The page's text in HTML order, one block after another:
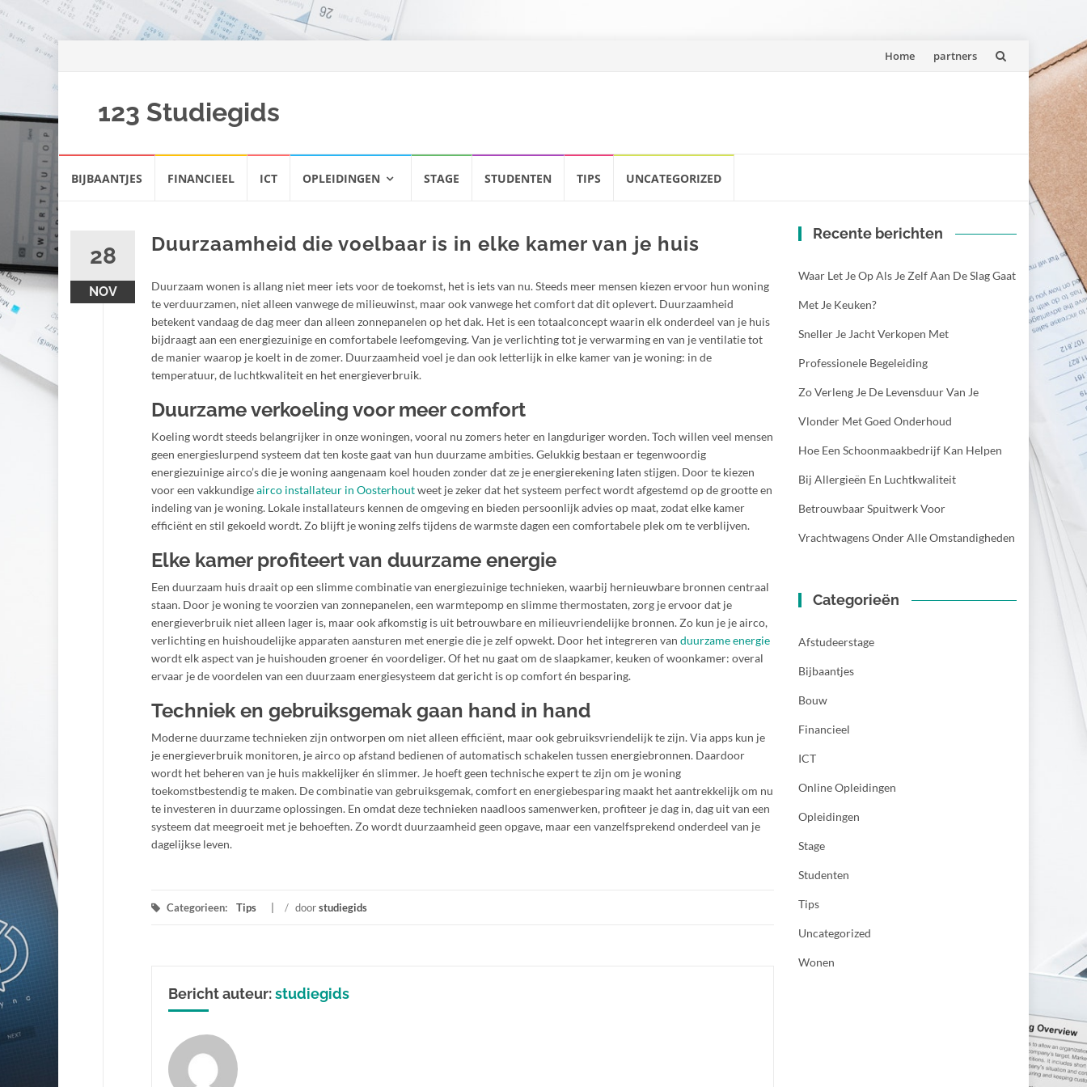
Spring
Home partners
123 Studiegids
naarBIJBAANTJES FINANCIEEL ICT OPLEIDINGEN STAGE STUDENTEN TIPS UNCATEGORIZED
28
NOV
Duurzaamheid die voelbaar is in elke kamer van je huis
Duurzaam wonen is allang niet meer iets voor de toekomst, het is iets van nu. Steeds meer mensen kiezen ervoor hun woning
te verduurzamen, niet alleen vanwege de milieuwinst, maar ook vanwege het comfort dat dit oplevert. Duurzaamheid
betekent vandaag de dag meer dan alleen zonnepanelen op het dak. Het is een totaalconcept waarin elk onderdeel van je huis
bijdraagt aan een energiezuinige en comfortabele leefomgeving. Van je verlichting tot je verwarming en van je ventilatie tot
de manier waarop je koelt in de zomer. Duurzaamheid voel je dan ook letterlijk in elke kamer van je woning: in de
temperatuur, de luchtkwaliteit en het energieverbruik.
Duurzame verkoeling voor meer comfort
Koeling wordt steeds belangrijker in onze woningen, vooral nu zomers heter en langduriger worden. Toch willen veel mensen
geen energieslurpend systeem dat ten koste gaat van hun duurzame ambities. Gelukkig bestaan er tegenwoordig
energiezuinige airco’s die je woning aangenaam koel houden zonder dat ze je energierekening laten stijgen. Door te kiezen
voor een vakkundigeairco installateur in Oosterhoutweet je zeker dat het systeem perfect wordt afgestemd op de grootte en
indeling van je woning. Lokale installateurs kennen de omgeving en bieden persoonlijk advies op maat, zodat elke kamer
efficiënt en stil gekoeld wordt. Zo blijft je woning zelfs tijdens de warmste dagen een comfortabele plek om te verblijven.
Elke kamer profiteert van duurzame energie
Een duurzaam huis draait op een slimme combinatie van energiezuinige technieken, waarbij hernieuwbare bronnen centraal
staan. Door je woning te voorzien van zonnepanelen, een warmtepomp en slimme thermostaten, zorg je ervoor dat je
energieverbruik niet alleen lager is, maar ook afkomstig is uit betrouwbare en milieuvriendelijke bronnen. Zo kun je je airco,
verlichting en huishoudelijke apparaten aansturen met energie die je zelf opwekt. Door het integreren van duurzame energie
wordt elk aspect van je huishouden groener én voordeliger. Of het nu gaat om de slaapkamer, keuken of woonkamer: overal
ervaar je de voordelen van een duurzaam energiesysteem dat gericht is op comfort én besparing.
Techniek en gebruiksgemak gaan hand in hand
Moderne duurzame technieken zijn ontworpen om niet alleen efficiënt, maar ook gebruiksvriendelijk te zijn. Via apps kun je
je energieverbruik monitoren, je airco op afstand bedienen of automatisch schakelen tussen energiebronnen. Daardoor
wordt het beheren van je huis makkelijker én slimmer. Je hoeft geen technische expert te zijn om je woning
toekomstbestendig te maken. De combinatie van gebruiksgemak, comfort en energiebesparing maakt het aantrekkelijk om nu
te investeren in duurzame oplossingen. En omdat deze technieken naadloos samenwerken, profiteer je dag in, dag uit van een
systeem dat meegroeit met je behoeften. Zo wordt duurzaamheid geen opgave, maar een vanzelfsprekend onderdeel van je
dagelijkse leven.
Categorieen: Tips / doorstudiegids
Bericht auteur:studiegids
Recente berichten
Waar Let Je Op Als Je Zelf Aan De Slag Gaat
Met Je Keuken?
Sneller Je Jacht Verkopen Met
Professionele Begeleiding
Zo Verleng Je De Levensduur Van Je
Vlonder Met Goed Onderhoud
Hoe Een Schoonmaakbedrijf Kan Helpen
Bij Allergieën En Luchtkwaliteit
Betrouwbaar Spuitwerk Voor
Vrachtwagens Onder Alle Omstandigheden
Categorieën
Afstudeerstage
Bijbaantjes
Bouw
Financieel
ICT
Online Opleidingen
Opleidingen
Stage
Studenten
Tips
Uncategorized
Wonen